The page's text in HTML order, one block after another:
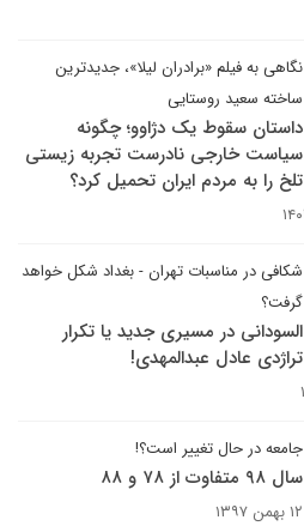
نگاهی به فیلم «برادران لیلا»، جدیدترین
ساخته سعید روستایی
داستان سقوط یک دژاوو؛ چگونه
سیاست خارجی نادرست تجربه زیستی
تلخ را به مردم ایران تحمیل کرد؟
شکافی در مناسبات تهران - بغداد شکل خواهد
گرفت؟
السودانی در مسیری جدید یا تکرار
تراژدی عادل عبدالمهدی!
جامعه در حال تغییر است؟!
سال ۹۸ متفاوت از ۷۸ و ۸۸
۱۲ بهمن ۱۳۹۷